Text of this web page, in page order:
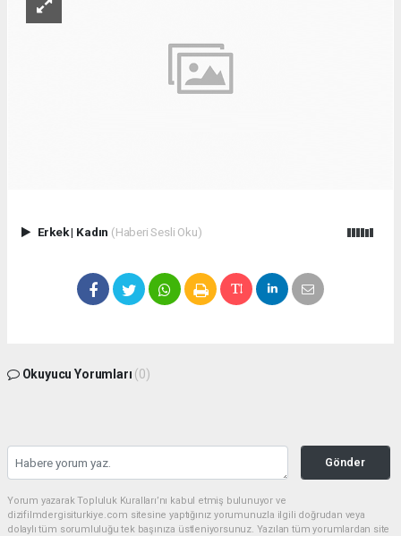
Erkek| Kadın (Haberi Sesli Oku)
Okuyucu Yorumları (0)
Gönder
Yorum yazarak Topluluk Kuralları’nı kabul etmiş bulunuyor ve
dizifilmdergisiturkiye.com sitesine yaptığınız yorumunuzla ilgili doğrudan veya
dolaylı tüm sorumluluğu tek başınıza üstleniyorsunuz. Yazılan tüm yorumlardan site